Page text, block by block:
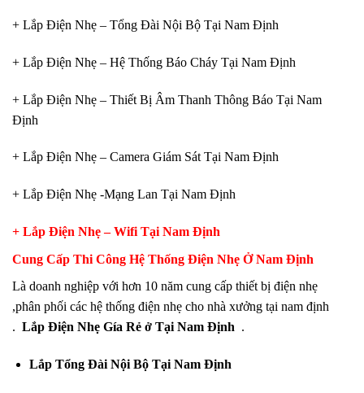
+ Lắp Điện Nhẹ – Tổng Đài Nội Bộ Tại Nam Định
+ Lắp Điện Nhẹ – Hệ Thống Báo Cháy Tại Nam Định
+ Lắp Điện Nhẹ – Thiết Bị Âm Thanh Thông Báo Tại Nam
Định
+ Lắp Điện Nhẹ – Camera Giám Sát Tại Nam Định
+ Lắp Điện Nhẹ -Mạng Lan Tại Nam Định
+ Lắp Điện Nhẹ – Wifi Tại Nam Định
Cung Cấp Thi Công Hệ Thống Điện Nhẹ Ở Nam Định
Là doanh nghiệp với hơn 10 năm cung cấp thiết bị điện nhẹ
,phân phối các hệ thống điện nhẹ cho nhà xưởng tại nam định
. Lắp Điện Nhẹ Gía Rẻ ở Tại Nam Định .
Lắp Tổng Đài Nội Bộ Tại Nam Định